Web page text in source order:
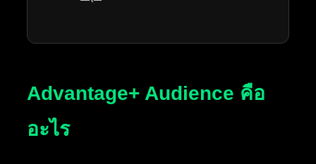
Advantage+ Audience คือ
อะไร